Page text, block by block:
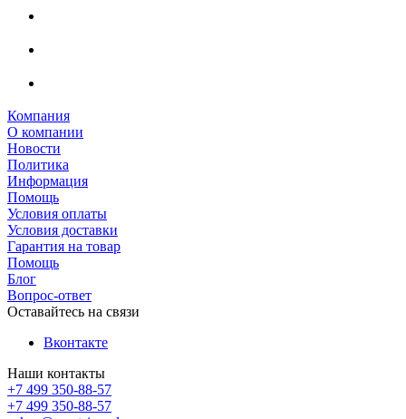
Компания
О компании
Новости
Политика
Информация
Помощь
Условия оплаты
Условия доставки
Гарантия на товар
Помощь
Блог
Вопрос-ответ
Оставайтесь на связи
Вконтакте
Наши контакты
+7 499 350-88-57
+7 499 350-88-57